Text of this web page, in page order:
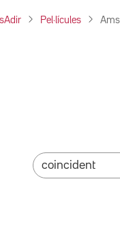
Pel·lícules